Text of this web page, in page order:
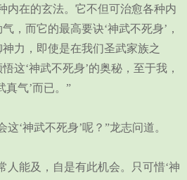
小
内在的玄法。它不但可治愈各种内
，而它的最高要诀‘神武不死身’，
力，即使是在我们圣武家族之
这‘神武不死身’的奥秘，至于我，
真气’而已。”
‘神武不死身’呢？”龙志问道。
能及，自是有此机会。只可惜‘神